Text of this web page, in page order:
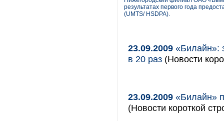
результатах первого года
(UMTS/ HSDPA).
23.09.2009 «Билайн»:
в 20 раз (Новости
23.09.2009 «Билайн»
(Новости короткой